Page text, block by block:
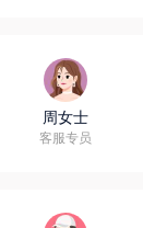
周女士
客服专员